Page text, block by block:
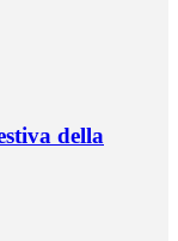
della